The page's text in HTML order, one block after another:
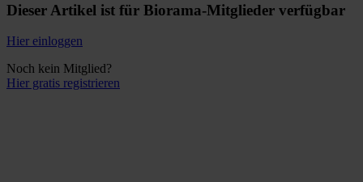
Dieser Artikel ist für Biorama-Mitglieder verfügbar
Hier einloggen
Noch kein Mitglied?
Hier gratis registrieren